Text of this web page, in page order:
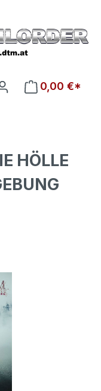
0 Produkte auf
0,00 €*
HÖLLE